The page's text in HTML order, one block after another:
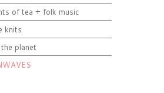
of tea + folk music
knits
the planet